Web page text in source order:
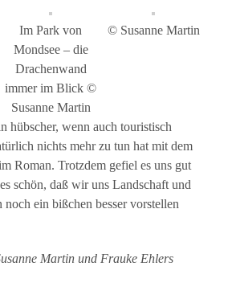
Im Park von
Mondsee – die
Drachenwand
immer im Blick ©
Susanne Martin
© Susanne Martin
hübscher, wenn auch touristisch
nichts mehr zu tun hat mit dem
Roman. Trotzdem gefiel es uns gut
schön, daß wir uns Landschaft und
noch ein bißchen besser vorstellen
Martin und Frauke Ehlers